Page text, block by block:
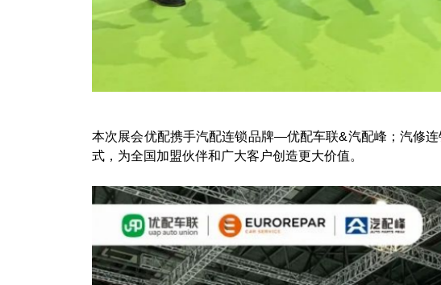
本次展会优配携手汽配连锁品牌—优配车联&汽配峰；汽修
式，为全国加盟伙伴和广大客户创造更大价值。